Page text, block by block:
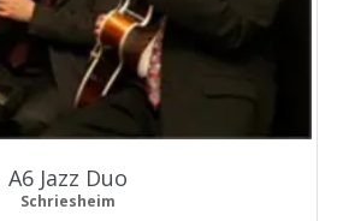
A6 Jazz Duo
Schriesheim